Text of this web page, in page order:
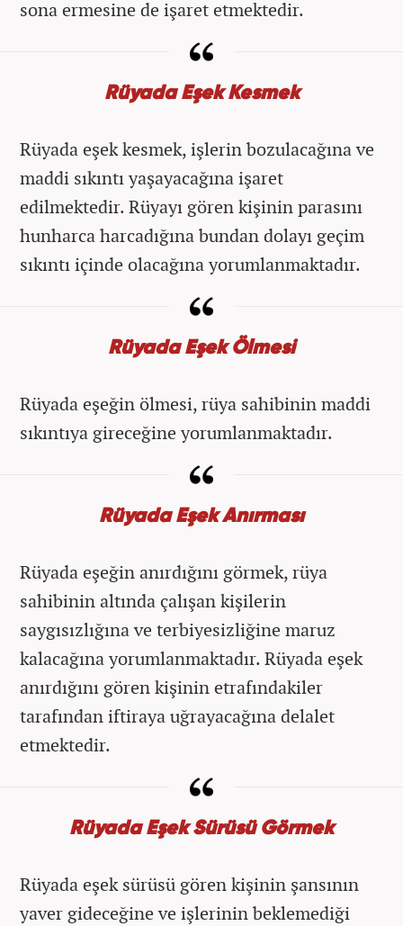
sona ermesine de işaret etmektedir.
Rüyada Eşek Kesmek
Rüyada eşek kesmek, işlerin bozulacağına ve
maddi sıkıntı yaşayacağına işaret
edilmektedir. Rüyayı gören kişinin parasını
hunharca harcadığına bundan dolayı geçim
sıkıntı içinde olacağına yorumlanmaktadır.
Rüyada Eşek Ölmesi
Rüyada eşeğin ölmesi, rüya sahibinin maddi
sıkıntıya gireceğine yorumlanmaktadır.
Rüyada Eşek Anırması
Rüyada eşeğin anırdığını görmek, rüya
sahibinin altında çalışan kişilerin
saygısızlığına ve terbiyesizliğine maruz
kalacağına yorumlanmaktadır. Rüyada eşek
anırdığını gören kişinin etrafındakiler
tarafından iftiraya uğrayacağına delalet
etmektedir.
Rüyada Eşek Sürüsü Görmek
Rüyada eşek sürüsü gören kişinin şansının
yaver gideceğine ve işlerinin beklemediği